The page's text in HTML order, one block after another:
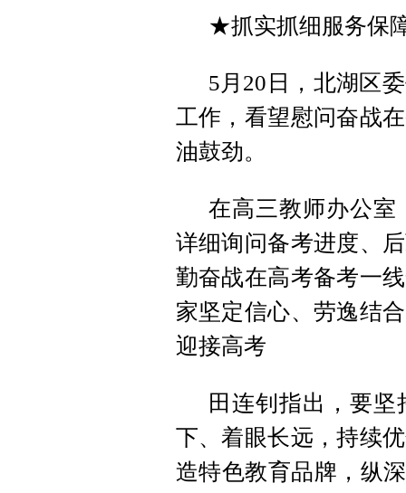
★抓实抓细服务保
5月20日，北湖区
工作，看望慰问奋战
油鼓劲。
在高三教师办公室
详细询问备考进度、
勤奋战在高考备考一
家坚定信心、劳逸结
迎接高考
田连钊指出，要
下、着眼长远，持续
造特色教育品牌，纵